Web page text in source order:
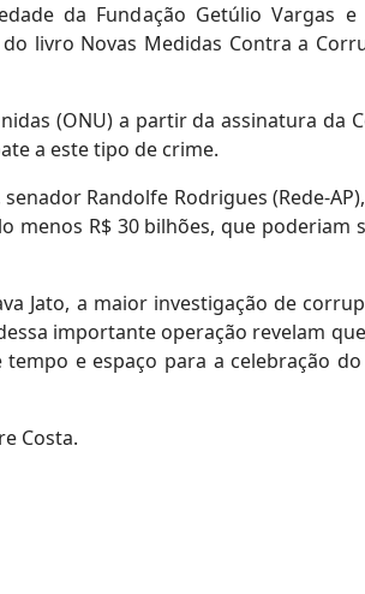
da Fundação Getúlio Vargas
livro Novas Medidas Contra a
(ONU) a partir da assinatura da
a este tipo de crime.
Randolfe Rodrigues (Rede-
R$ 30 bilhões, que poderiam
Jato, a maior investigação de
importante operação revelam
e espaço para a celebração
Costa.